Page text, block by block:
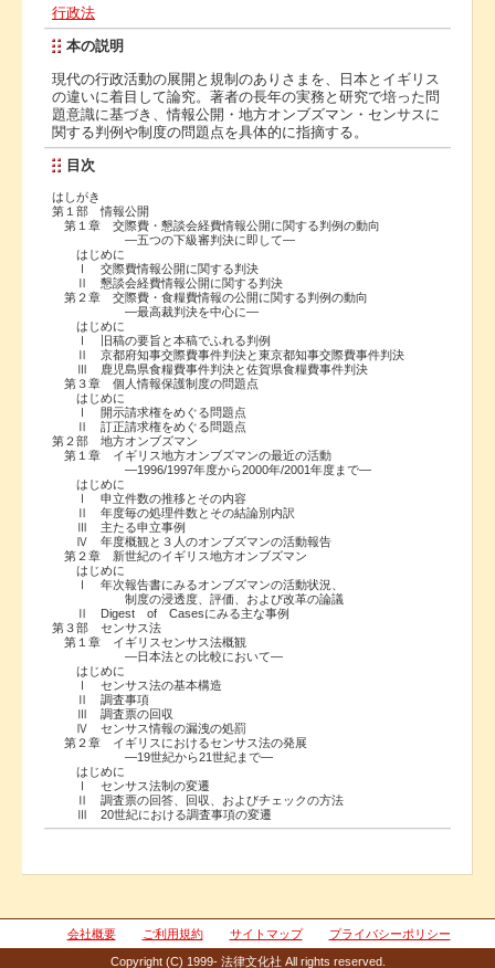
行政法
本の説明
現代の行政活動の展開と規制のありさまを、日本とイギリス
の違いに着目して論究。著者の長年の実務と研究で培った問
題意識に基づき、情報公開・地方オンブズマン・センサスに
関する判例や制度の問題点を具体的に指摘する。
目次
はしがき
第１部 情報公開
第１章 交際費・懇談会経費情報公開に関する判例の動向
―五つの下級審判決に即して―
はじめに
Ⅰ 交際費情報公開に関する判決
Ⅱ 懇談会経費情報公開に関する判決
第２章 交際費・食糧費情報の公開に関する判例の動向
―最高裁判決を中心に―
はじめに
Ⅰ 旧稿の要旨と本稿でふれる判例
Ⅱ 京都府知事交際費事件判決と東京都知事交際費事件判決
Ⅲ 鹿児島県食糧費事件判決と佐賀県食糧費事件判決
第３章 個人情報保護制度の問題点
はじめに
Ⅰ 開示請求権をめぐる問題点
Ⅱ 訂正請求権をめぐる問題点
第２部 地方オンブズマン
第１章 イギリス地方オンブズマンの最近の活動
―1996/1997年度から2000年/2001年度まで―
はじめに
Ⅰ 申立件数の推移とその内容
Ⅱ 年度毎の処理件数とその結論別内訳
Ⅲ 主たる申立事例
Ⅳ 年度概観と３人のオンブズマンの活動報告
第２章 新世紀のイギリス地方オンブズマン
はじめに
Ⅰ 年次報告書にみるオンブズマンの活動状況、
制度の浸透度、評価、および改革の論議
Ⅱ Digest of Casesにみる主な事例
第３部 センサス法
第１章 イギリスセンサス法概観
―日本法との比較において―
はじめに
Ⅰ センサス法の基本構造
Ⅱ 調査事項
Ⅲ 調査票の回収
Ⅳ センサス情報の漏洩の処罰
第２章 イギリスにおけるセンサス法の発展
―19世紀から21世紀まで―
はじめに
Ⅰ センサス法制の変遷
Ⅱ 調査票の回答、回収、およびチェックの方法
Ⅲ 20世紀における調査事項の変遷
会社概要 ご利用規約 サイトマップ プライバシーポリシー
Copyright (C) 1999- 法律文化社 All rights reserved.